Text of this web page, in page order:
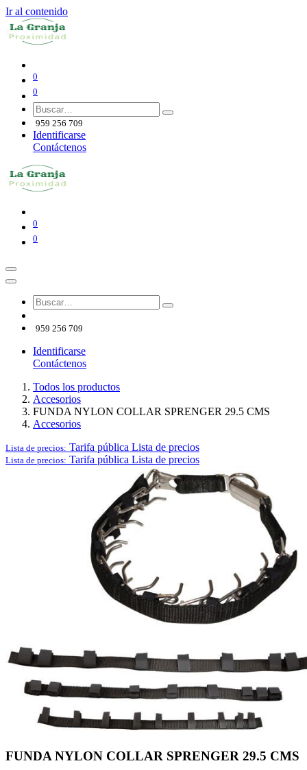
Ir al contenido
0
0
959 256 709
Identificarse
Contáctenos
0
0
959 256 709
Identificarse
Contáctenos
Todos los productos
Accesorios
FUNDA NYLON COLLAR SPRENGER 29.5 CMS
Accesorios
Lista de precios: Tarifa pública Lista de precios
Lista de precios: Tarifa pública Lista de precios
FUNDA NYLON COLLAR SPRENGER 29.5 CMS